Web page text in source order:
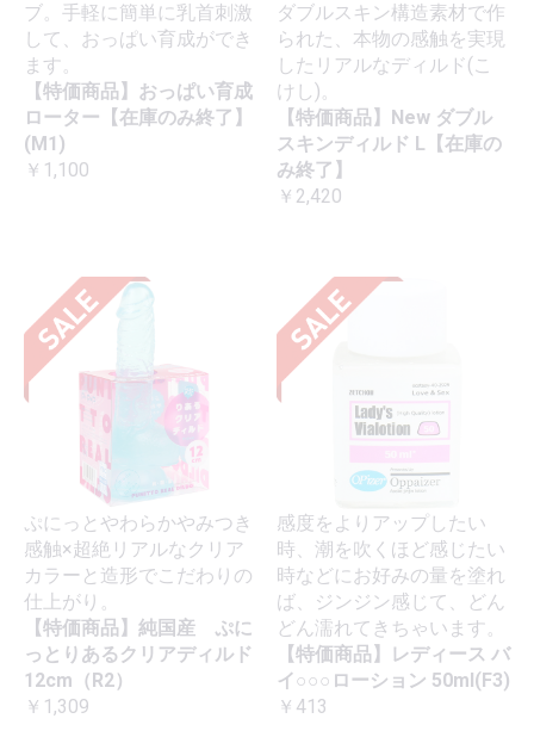
ブ。手軽に簡単に乳首刺激
して、おっぱい育成ができ
ます。
【特価商品】おっぱい育成
ローター【在庫のみ終了】
(M1)
￥1,100
ダブルスキン構造素材で作
られた、本物の感触を実現
したリアルなディルド(こ
けし)。
【特価商品】New ダブル
スキンディルド L【在庫の
み終了】
￥2,420
ぷにっとやわらかやみつき
感触×超絶リアルなクリア
カラーと造形でこだわりの
仕上がり。
【特価商品】純国産 ぷに
っとりあるクリアディルド
12cm（R2）
￥1,309
感度をよりアップしたい
時、潮を吹くほど感じたい
時などにお好みの量を塗れ
ば、ジンジン感じて、どん
どん濡れてきちゃいます。
【特価商品】レディース バ
イ○○○ローション 50ml(F3)
￥413